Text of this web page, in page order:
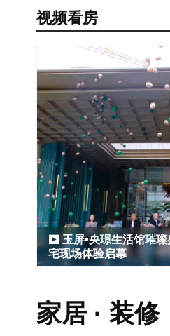
视频看房
玉屏•央璟生活馆璀
宅现场体验启幕
家居 · 装修